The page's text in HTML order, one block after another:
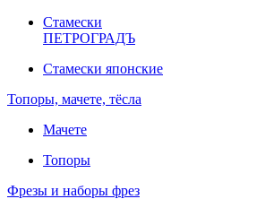
Стамески
ПЕТРОГРАДЪ
Стамески японские
Топоры, мачете, тёсла
Мачете
Топоры
Фрезы и наборы фрез